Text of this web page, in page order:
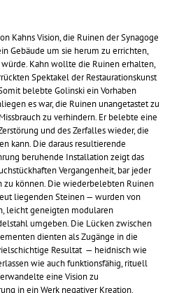
Kahns Vision, die Ruinen der Synagoge
Gebäude um sie herum zu errichten,
Kahn wollte die Ruinen erhalten,
Spektakel der Restaurationskunst
belebte Golinski ein Vorhaben
es war, die Ruinen unangetastet zu
zu verhindern. Er belebte eine
und des Zerfalles wieder, die
kann. Die daraus resultierende
beruhende Installation zeigt das
Vergangenheit, bar jeder
zu können. Die wiederbelebten Ruinen
liegenden Steinen — wurden von
leicht geneigten modularen
umgeben. Die Lücken zwischen
dienten als Zugänge in die
Resultat — heidnisch wie
wie auch funktionsfähig, rituell
eine Vision zu
in ein Werk negativer Kreation.